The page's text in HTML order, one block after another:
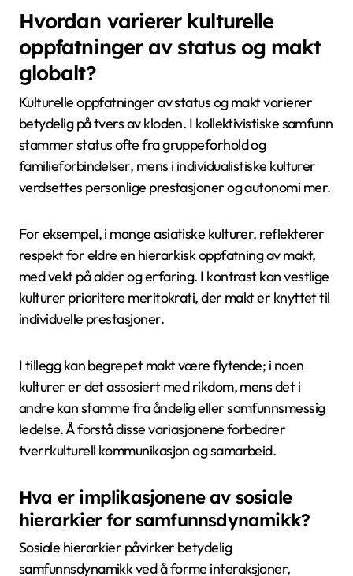
og tilpasningsevne i å bestemme makt. Dette
perspektivet samsvarer med evolusjonspsykologi,
som antyder at sosiale hierarkier ikke bare handler
om dominans, men også om gjensidig nytte og
ressursdeling.
Hvilke historiske eksempler illustrerer
sjeldne hierarkiske strukturer?
strukturer inkluderer føydale systemer og
kastesystemer. Føydalisme, som var utbredt i
middelalderens Europa, etablerte et rigid hierarki
med herrer, vasaller og livegne, der landeierskap
dikterte sosial status. Kastesystemer, spesielt i India,
fødsel, som begrenser mobilitet og forsterker sosiale
roller. Disse strukturene illustrerer kompleksiteten av
maktdynamikker og status innen samfunn, og viser
hvordan historiske kontekster former sosiale
hierarkier.
Hvordan varierer kulturelle
oppfatninger av status og makt
globalt?